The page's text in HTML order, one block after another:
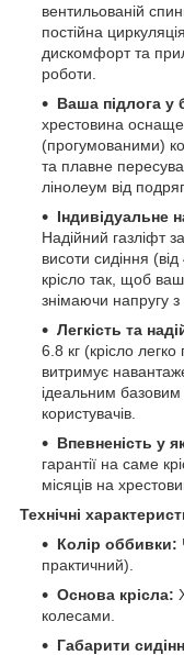
вентильованій
постійна
дискомфорт та
роботи.
Ваша підлога у
хрестовина
(прогумованими)
та плавне
лінолеум від
Індивідуальне
Надійний газліфт
висоти сидіння
крісло так, щоб
знімаючи напругу з
Легкість та
6.8 кг (крісло
витримує
ідеальним
користувачів.
Впевненість у
гарантії на саме
місяців на
Технічні
Колір оббивки:
практичний).
Основа крісла:
колесами.
Габарити